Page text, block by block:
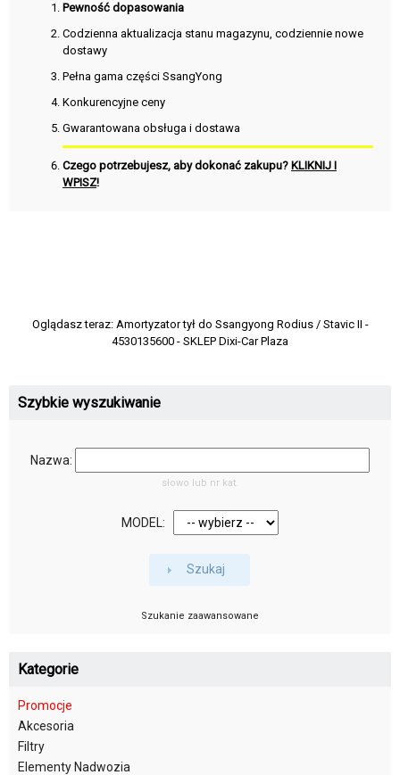
Pewność dopasowania
Codzienna aktualizacja stanu magazynu, codziennie nowe
dostawy
Pełna gama części SsangYong
Konkurencyjne ceny
Gwarantowana obsługa i dostawa
Czego potrzebujesz, aby dokonać zakupu? KLIKNIJ I
WPISZ!
Oglądasz teraz: Amortyzator tył do Ssangyong Rodius / Stavic II -
4530135600 - SKLEP Dixi-Car Plaza
Szybkie wyszukiwanie
Nazwa:
słowo lub nr kat.
MODEL:
Szukaj
Szukanie zaawansowane
Kategorie
Promocje
Akcesoria
Filtry
Elementy Nadwozia